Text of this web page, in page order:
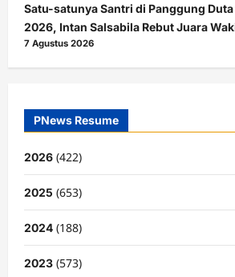
Satu-satunya Santri di Panggung Duta
2026, Intan Salsabila Rebut Juara
7 Agustus 2026
PNews Resume
2026 (422)
2025 (653)
2024 (188)
2023 (573)